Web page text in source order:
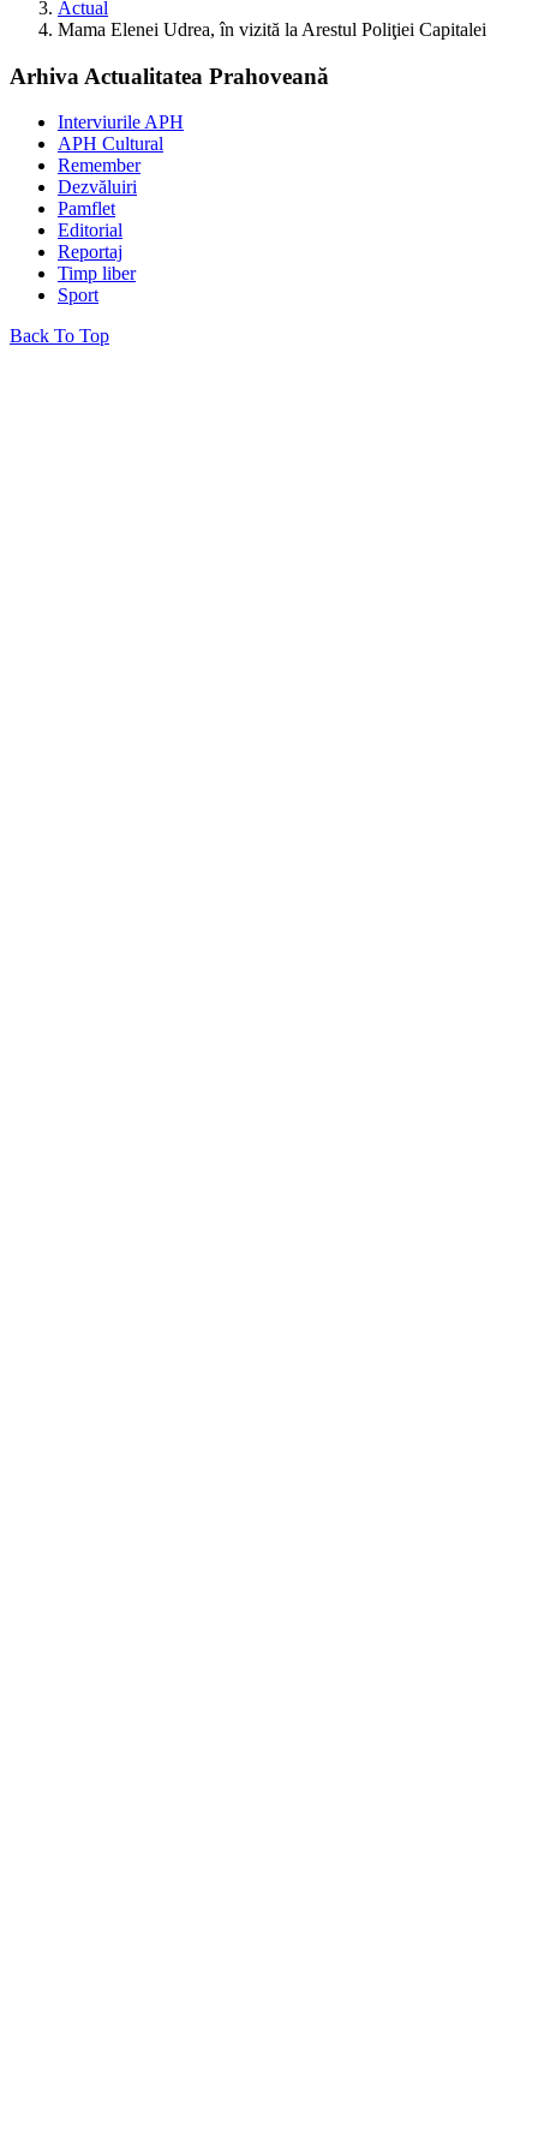
Actual
Mama Elenei Udrea, în vizită la Arestul Poliţiei Capitalei
Arhiva Actualitatea Prahoveană
Interviurile APH
APH Cultural
Remember
Dezvăluiri
Pamflet
Editorial
Reportaj
Timp liber
Sport
Back To Top